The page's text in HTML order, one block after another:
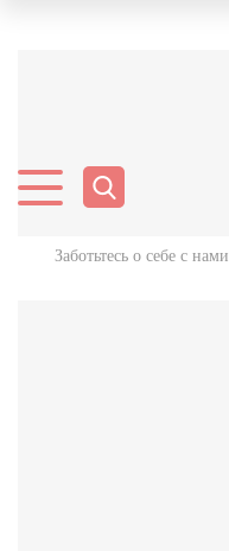
Заботьтесь о себе с нами